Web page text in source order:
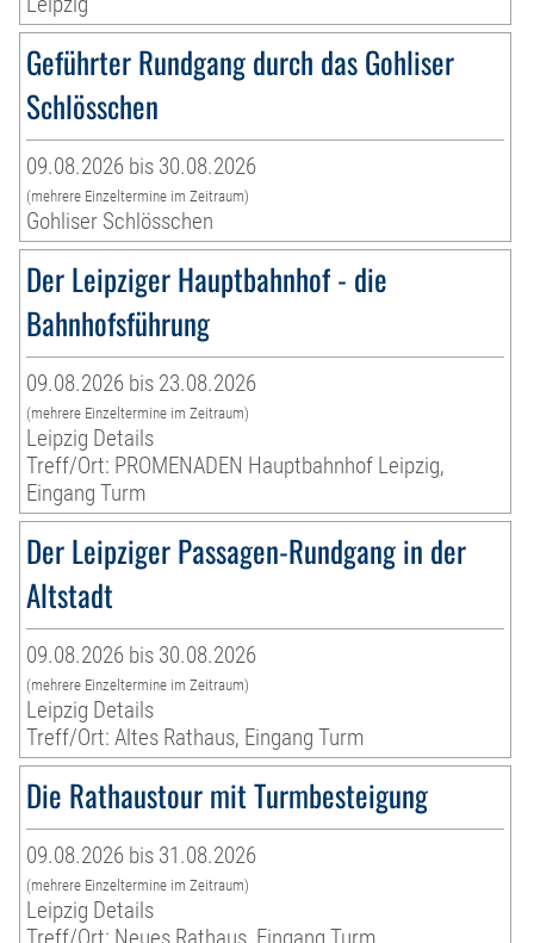
Geführter Rundgang durch das Gohliser
Schlösschen
09.08.2026 bis 30.08.2026
(mehrere Einzeltermine im Zeitraum)
Gohliser Schlösschen
Der Leipziger Hauptbahnhof - die
Bahnhofsführung
09.08.2026 bis 23.08.2026
(mehrere Einzeltermine im Zeitraum)
Leipzig Details
Treff/Ort: PROMENADEN Hauptbahnhof Leipzig,
Eingang Turm
Der Leipziger Passagen-Rundgang in der
Altstadt
09.08.2026 bis 30.08.2026
(mehrere Einzeltermine im Zeitraum)
Leipzig Details
Treff/Ort: Altes Rathaus, Eingang Turm
Die Rathaustour mit Turmbesteigung
09.08.2026 bis 31.08.2026
(mehrere Einzeltermine im Zeitraum)
Leipzig Details